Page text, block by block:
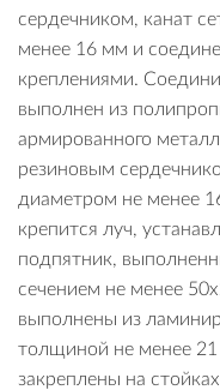
сердечником, канат
менее 16 мм и
креплениями.
выполнен из
армированного
резиновым
диаметром не менее
крепится луч,
подпятник,
сечением не менее
выполнены из
толщиной не менее
закреплены на